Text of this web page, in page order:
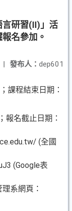
言研習(II)」活
名參加。
發布人： dep601
|
課程結束日期：
報名截止日期：
(全國
(Google表
系網頁：